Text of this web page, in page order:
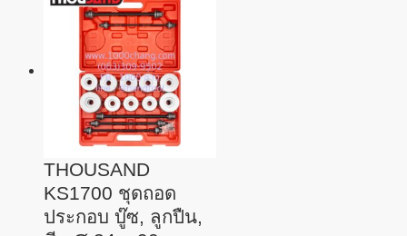
THOUSAND
KS1700 ชุดถอด
ประกอบ บู๊ซ, ลูกปืน,